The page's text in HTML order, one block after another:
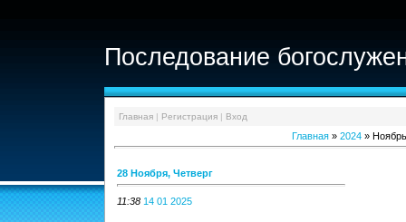
Последование
Главная| Регистрация| Вход
Главная» 2024 » Ноябрь
28 Ноября, Четверг
11:38 14 01 2025